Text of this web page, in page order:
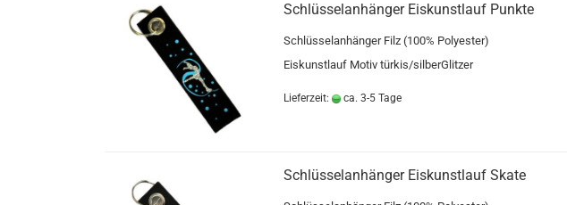
Schlüsselanhänger Eiskunstlauf Punkte
Schlüsselanhänger Filz (100% Polyester)
Eiskunstlauf Motiv türkis/silberGlitzer
Lieferzeit: ca. 3-5 Tage
Schlüsselanhänger Eiskunstlauf Skate